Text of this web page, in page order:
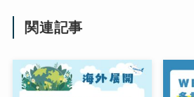
関連記事